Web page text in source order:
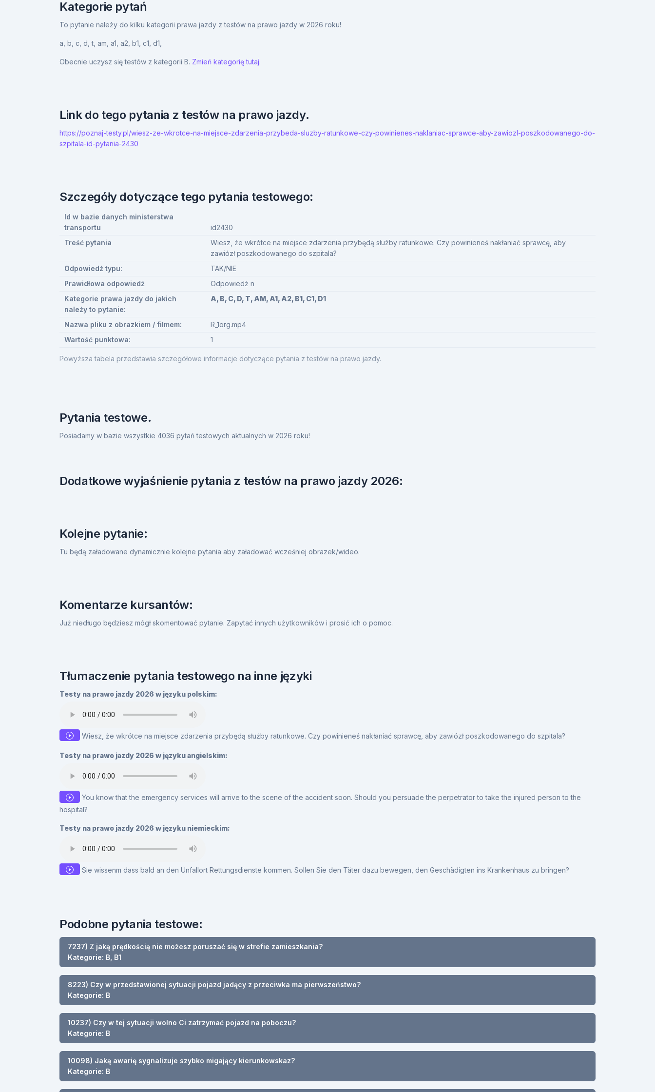
Kategorie pytań
To pytanie należy do kilku kategorii prawa jazdy z testów na prawo jazdy w 2026 roku!
a, b, c, d,t, am, a1, a2, b1, c1, d1,
Obecnie uczysz się testów z kategorii B. Zmień kategorię tutaj.
Link do tego pytania z testów na prawo jazdy.
https://poznaj-testy.pl/wiesz-ze-wkrotce-na-miejsce-zdarzenia-przybeda-sluzby-ratunkowe-czy-powinienes-naklaniac-sprawce-aby-zawiozl-poszkodowanego-do-
szpitala-id-pytania-2430
Szczegóły dotyczące tego pytania testowego:
Powyższa tabela przedstawia szczegółowe informacje dotyczące pytania z testów na prawo jazdy.
Id w bazie danych ministerstwa
transportu
id2430
Treść pytania
Wiesz, że wkrótce na miejsce zdarzenia przybędą służby ratunkowe. Czy powinieneś nakłaniać sprawcę, aby
zawiózł poszkodowanego do szpitala?
Odpowiedź typu:
TAK/NIE
Prawidłowa odpowiedź
Odpowiedź n
Kategorie prawa jazdy do jakich
należy to pytanie:
A, B, C, D, T, AM, A1, A2, B1, C1, D1
Nazwa pliku z obrazkiem / filmem:
R_1org.mp4
Wartość punktowa:
1
Pytania testowe.
Posiadamy w bazie wszystkie 4036 pytań testowych aktualnych w 2026 roku!
Dodatkowe wyjaśnienie pytania z testów na prawo jazdy 2026:
Kolejne pytanie:
Tu będą załadowane dynamicznie kolejne pytania aby załadować wcześniej obrazek/wideo.
Komentarze kursantów:
Już niedługo będziesz mógł skomentować pytanie. Zapytać innych użytkowników i prosić ich o pomoc.
Tłumaczenie pytania testowego na inne języki
Testy na prawo jazdy 2026 w języku polskim:
Wiesz, że wkrótce na miejsce zdarzenia przybędą służby ratunkowe. Czy powinieneś nakłaniać sprawcę, aby zawiózł poszkodowanego do szpitala?
Testy na prawo jazdy 2026 w języku angielskim:
You know that the emergency services will arrive to the scene of the accident soon. Should you persuade the perpetrator to take the injured person to the
hospital?
Testy na prawo jazdy 2026 w języku niemieckim:
Sie wissenm dass bald an den Unfallort Rettungsdienste kommen. Sollen Sie den Täter dazu bewegen, den Geschädigten ins Krankenhaus zu bringen?
Podobne pytania testowe:
7237) Z jaką prędkością nie możesz poruszać się w strefie zamieszkania?
Kategorie: B, B1
8223) Czy w przedstawionej sytuacji pojazd jadący z przeciwka ma pierwszeństwo?
Kategorie: B
10237) Czy w tej sytuacji wolno Ci zatrzymać pojazd na poboczu?
Kategorie: B
10098) Jaką awarię sygnalizuje szybko migający kierunkowskaz?
Kategorie: B